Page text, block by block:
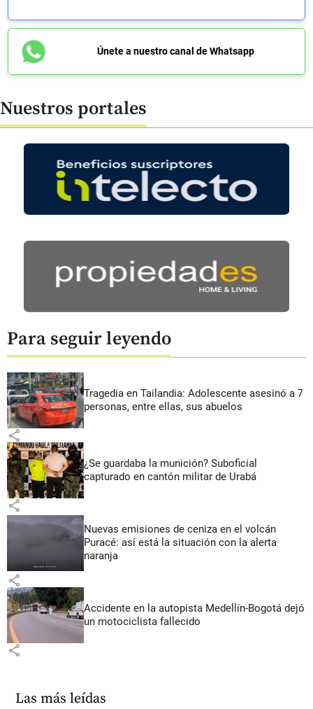
Únete a nuestro canal de Whatsapp
Nuestros portales
Para seguir leyendo
Tragedia en Tailandia: Adolescente asesinó a 7
personas, entre ellas, sus abuelos
share
¿Se guardaba la munición? Suboficial
capturado en cantón militar de Urabá
share
Nuevas emisiones de ceniza en el volcán
Puracé: así está la situación con la alerta
naranja
share
Accidente en la autopista Medellín-Bogotá dejó
un motociclista fallecido
share
Las más leídas